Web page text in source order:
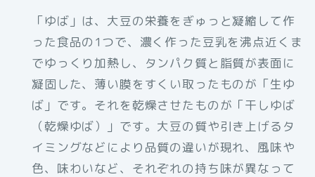
「ゆば」は、大豆の栄養をぎゅっと凝縮して作
った食品の1つで、濃く作った豆乳を沸点近くま
でゆっくり加熱し、タンパク質と脂質が表面に
凝固した、薄い膜をすくい取ったものが「生ゆ
ば」です。それを乾燥させたものが「干しゆば
（乾燥ゆば）」です。大豆の質や引き上げるタ
イミングなどにより品質の違いが現れ、風味や
色、味わいなど、それぞれの持ち味が異なって